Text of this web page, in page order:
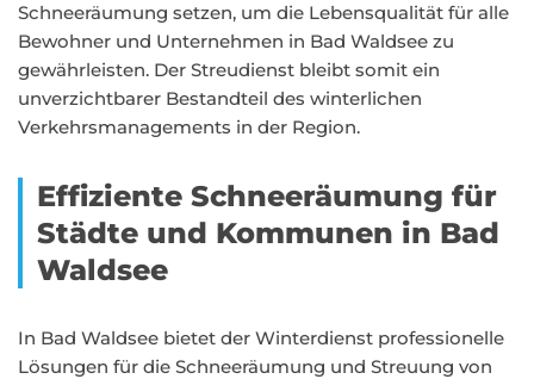
Schneeräumung setzen, um die Lebensqualität für alle
Bewohner und Unternehmen in Bad Waldsee zu
gewährleisten. Der Streudienst bleibt somit ein
unverzichtbarer Bestandteil des winterlichen
Verkehrsmanagements in der Region.
Effiziente Schneeräumung für
Städte und Kommunen in Bad
Waldsee
In Bad Waldsee bietet der Winterdienst professionelle
Lösungen für die Schneeräumung und Streuung von